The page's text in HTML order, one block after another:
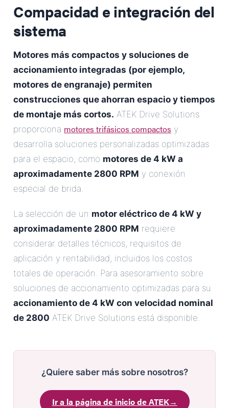
Compacidad e integración del
sistema
Motores más compactos y soluciones de
accionamiento integradas (por ejemplo,
motores de engranaje) permiten
construcciones que ahorran espacio y tiempos
de montaje más cortos. ATEK Drive Solutions
proporciona motores trifásicos compactos y
desarrolla soluciones personalizadas optimizadas
para el espacio, como motores de 4 kW a
aproximadamente 2800 RPM y conexión
especial de brida.
La selección de un motor eléctrico de 4 kW y
aproximadamente 2800 RPM requiere
considerar detalles técnicos, requisitos de
aplicación y rentabilidad, incluidos los costos
totales de operación. Para asesoramiento sobre
soluciones de accionamiento optimizadas para su
accionamiento de 4 kW con velocidad nominal
de 2800 ATEK Drive Solutions está disponible.
¿Quiere saber más sobre nosotros?
Ir a la página de inicio de ATEK→